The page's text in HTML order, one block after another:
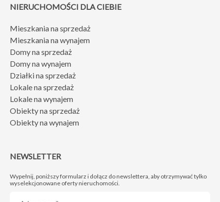
NIERUCHOMOŚCI DLA CIEBIE
Mieszkania na sprzedaż
Mieszkania na wynajem
Domy na sprzedaż
Domy na wynajem
Działki na sprzedaż
Lokale na sprzedaż
Lokale na wynajem
Obiekty na sprzedaż
Obiekty na wynajem
NEWSLETTER
Wypełnij, poniższy formularz i dołącz do newslettera, aby otrzymywać tylko
wyselekcjonowane oferty nieruchomości.